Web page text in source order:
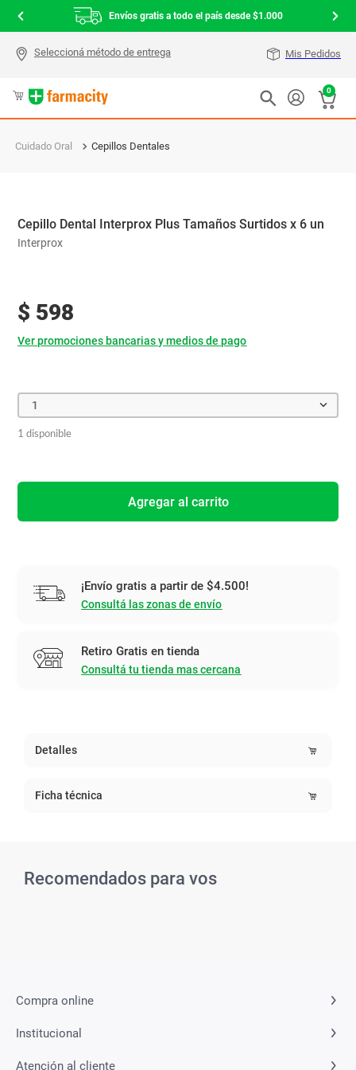
Envíos gratis a todo el país desde $1.000
Mis Pedidos
0
Cuidado Oral Cepillos Dentales
Cepillo Dental Interprox Plus Tamaños Surtidos x 6 un
Interprox
$ 598
Ver promociones bancarias y medios de pago
1
1 disponible
Agregar al carrito
¡Envío gratis a partir de $4.500!
Consultá las zonas de envío
Retiro Gratis en tienda
Consultá tu tienda mas cercana
Detalles
Ficha técnica
Recomendados para vos